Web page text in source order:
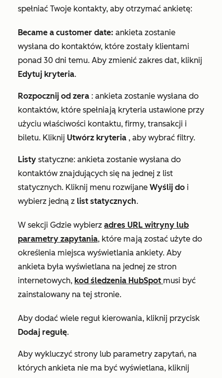
spełniać Twoje kontakty, aby otrzymać ankietę:
Became a customer date: ankieta zostanie
wysłana do kontaktów, które zostały klientami
ponad 30 dni temu. Aby zmienić zakres dat, kliknij
Edytuj kryteria.
Rozpocznij od zera : ankieta zostanie wysłana do
kontaktów, które spełniają kryteria ustawione przy
użyciu właściwości kontaktu, firmy, transakcji i
biletu. Kliknij Utwórz kryteria , aby wybrać filtry.
Listy statyczne: ankieta zostanie wysłana do
kontaktów znajdujących się na jednej z list
statycznych. Kliknij menu rozwijane Wyślij do i
wybierz jedną z list statycznych.
W sekcji Gdzie wybierz adres URL witryny lub
parametry zapytania, które mają zostać użyte do
określenia miejsca wyświetlania ankiety. Aby
ankieta była wyświetlana na jednej ze stron
internetowych, kod śledzenia HubSpot musi być
zainstalowany na tej stronie.
Aby dodać wiele reguł kierowania, kliknij przycisk
Dodaj regułę.
Aby wykluczyć strony lub parametry zapytań, na
których ankieta nie ma być wyświetlana, kliknij